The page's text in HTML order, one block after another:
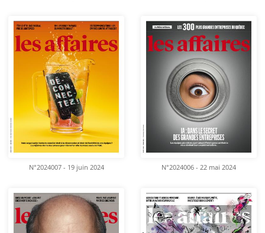
N°2024007 - 19 juin 2024 N°2024006 - 22 mai 2024